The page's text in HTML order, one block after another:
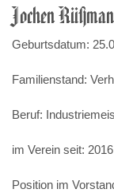
Jochen
Geburtsdatum:
Familienstand:
Beruf:
im Verein seit: 2016
Position im